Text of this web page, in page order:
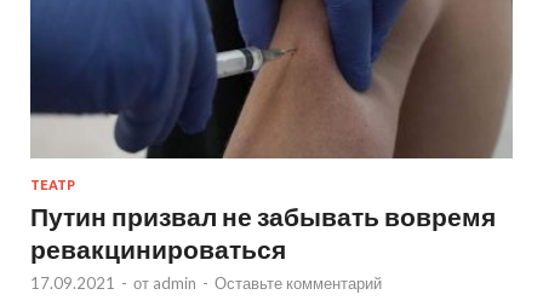
ТЕАТР
Путин призвал не забывать вовремя
ревакцинироваться
17.09.2021 - от admin - Оставьте комментарий